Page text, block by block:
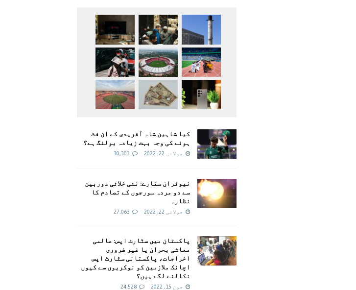
کیا شاہین شاہ آفریدی کے ان فٹ
ہونے کی وجہ بہت زیادہ بولنگ ہے؟
جولائی 22, 2022 30,303
نیوٹران ستارے: نئی خلائی دوربین
سے دو مردہ سورجوں کے تصادم کا
نظارہ
جولائی 22, 2022 27,063
پاکستان میں سٹارٹ اپس: عالمی
معاشی بحران یا غیر ضروری
اخراجات، پاکستانی سٹارٹ اپس
اچانک ملازمین کو نوکریوں سے کیوں
نکالنے لگے ہیں؟
جون 15, 2022 24,528